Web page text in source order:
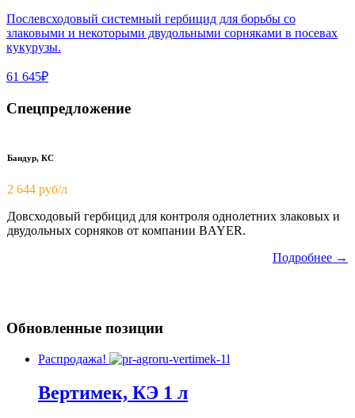
Послевсходовый системный гербицид для борьбы со
злаковыми и некоторыми двудольными сорняками в посевах
кукурузы.
61 645₽
Спецпредложение
Бандур, КС
2 644 руб/л
Довсходовый гербицид для контроля однолетних злаковых и
двудольных сорняков от компании BAYER.
Подробнее →
Обновленные позиции
Распродажа!
Вертимек, КЭ 1 л